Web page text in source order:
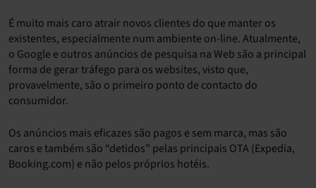
É muito mais caro atrair novos clientes do que manter os
existentes, especialmente num ambiente on-line. Atualmente,
o Google e outros anúncios de pesquisa na Web são a principal
forma de gerar tráfego para os websites, visto que,
provavelmente, são o primeiro ponto de contacto do
consumidor.
Os anúncios mais eficazes são pagos e sem marca, mas são
caros e também são “detidos” pelas principais OTA (Expedia,
Booking.com) e não pelos próprios hotéis.